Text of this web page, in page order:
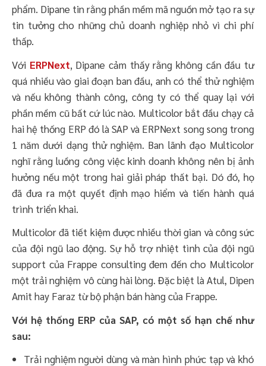
phẩm. Dipane tin rằng phần mềm mã nguồn mở tạo ra sự
tin tưởng cho những chủ doanh nghiệp nhỏ vì chi phí
thấp.
Với ERPNext, Dipane cảm thấy rằng không cần đầu tư
quá nhiều vào giai đoạn ban đầu, anh có thể thử nghiệm
và nếu không thành công, công ty có thể quay lại với
phần mềm cũ bất cứ lúc nào. Multicolor bắt đầu chạy cả
hai hệ thống ERP đó là SAP và ERPNext song song trong
1 năm dưới dạng thử nghiệm. Ban lãnh đạo Multicolor
nghĩ rằng luồng công việc kinh doanh không nên bị ảnh
hưởng nếu một trong hai giải pháp thất bại. Dó đó, họ
đã đưa ra một quyết định mạo hiểm và tiến hành quá
trình triển khai.
Multicolor đã tiết kiệm được nhiều thời gian và công sức
của đội ngũ lao động. Sự hỗ trợ nhiệt tình của đội ngũ
support của Frappe consulting đem đến cho Multicolor
một trải nghiệm vô cùng hài lòng. Đặc biệt là Atul, Dipen
Amit hay Faraz từ bộ phận bán hàng của Frappe.
Với hệ thống ERP của SAP, có một số hạn chế như
sau:
Trải nghiệm người dùng và màn hình phức tạp và khó